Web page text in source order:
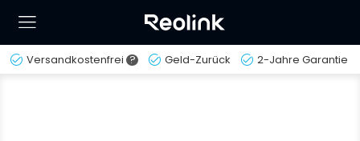
Versandkostenfrei ? Geld-Zurück 2-Jahre Garantie